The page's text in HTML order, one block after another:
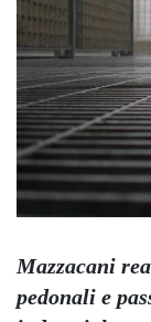
Mazzacani
pedonali e